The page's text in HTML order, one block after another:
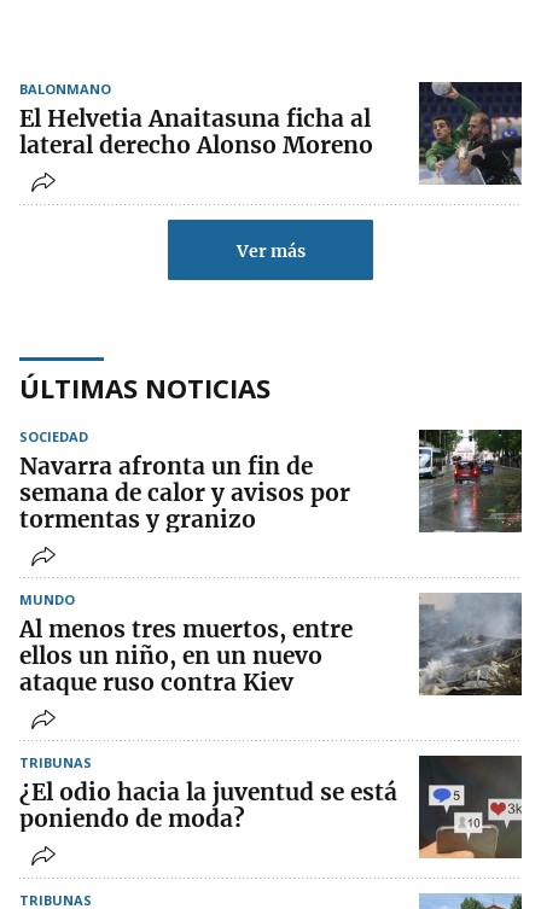
BALONMANO
El Helvetia Anaitasuna ficha al
lateral derecho Alonso Moreno
Ver más
ÚLTIMAS NOTICIAS
SOCIEDAD
Navarra afronta un fin de
semana de calor y avisos por
tormentas y granizo
MUNDO
Al menos tres muertos, entre
ellos un niño, en un nuevo
ataque ruso contra Kiev
TRIBUNAS
¿El odio hacia la juventud se está
poniendo de moda?
TRIBUNAS